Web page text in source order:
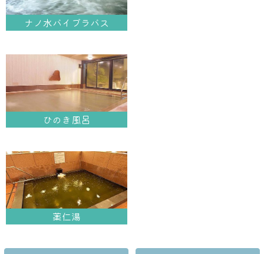
ナノ水バイブラバス
ひのき風呂
薬仁湯